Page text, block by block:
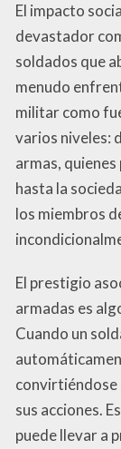
El impacto
devastador
soldados que
menudo
militar como
varios niveles:
armas,
hasta la
los miembros
El prestigio
armadas es
Cuando un
convirtiéndose
sus acciones.
puede llevar a